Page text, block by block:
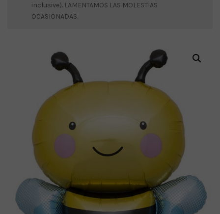
inclusive). LAMENTAMOS LAS MOLESTIAS
OCASIONADAS.